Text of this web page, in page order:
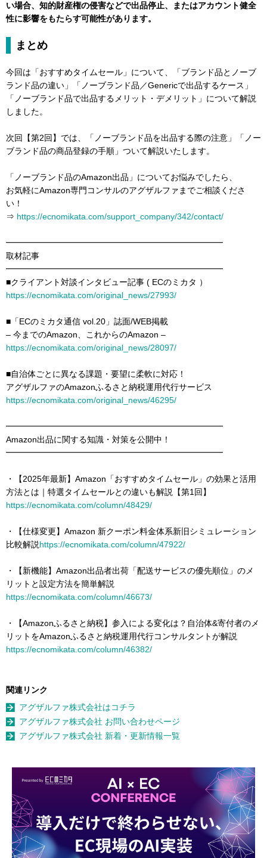
い場合、知的財産権の侵害などで出品停止、またはアカウント健全
性に影響をもたらす可能性があります。
まとめ
今回は「おすすめタイムセール」について、「ブランド品とノーブ
ランド品の違い」「ノーブランド品／Genericで出品するケース」
「ノーブランド品で出品するメリット・デメリット」について解説
しました。
次回【第2回】では、「ノーブランド品を出品する際の注意」「ノー
ブランド品の商品登録の手順」ついて解説いたします。
「ノーブランド品のAmazon出品」についてお悩みでしたら、
お気軽にAmazon専門コンサルのアグザルファまでご相談くださ
い！
⇒ https://ecnomikata.com/support_company/342/contact/
━━━━━━━━━━━━━━━━━━━━━━━━━━
取材記事
━━━━━━━━━━━━━━━━━━━━━━━━━━
■クライアント対談インタビュー記事 ( ECのミカタ ）
https://ecnomikata.com/original_news/27993/
■「ECのミカタ通信 vol.20」誌面/WEB掲載
– 今までのAmazon、これからのAmazon –
https://ecnomikata.com/original_news/28097/
■自治体ごとに異なる課題・要望に柔軟に対応！
アグザルファのAmazonふるさと納税運用代行サービス
https://ecnomikata.com/original_news/46295/
━━━━━━━━━━━━━━━━━━━━━━━━━━
Amazon出品に関する知識・対策を公開中！
━━━━━━━━━━━━━━━━━━━━━━━━━━
・【2025年最新】Amazon「おすすめタイムセール」の効果と活用
方法とは｜特選タイムセールとの違いも解説【第1回】
https://ecnomikata.com/column/48429/
・【仕様変更】Amazon 新クーポン料金体系新旧シミュレーション
比較解説https://ecnomikata.com/column/47922/
・【新機能】Amazon出品者出荷「配送サービスの優先順位」のメ
リットと設定方法を簡単解説
https://ecnomikata.com/column/46673/
・【Amazonふるさと納税】参入による変化は？自治体&寄付者のメ
リットをAmazonふるさと納税運用代行コンサルタントが解説
https://ecnomikata.com/column/46382/
関連リンク
アグザルファ株式会社はコチラ
アグザルファ株式会社 お問い合わせページ
アグザルファ株式会社 新着・更新情報一覧